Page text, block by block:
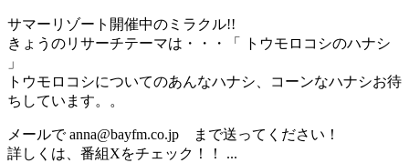
サマーリゾート開催中のミラクル!!
きょうのリサーチテーマは・・・「 トウモロコシのハナシ
」
トウモロコシについてのあんなハナシ、コーンなハナシお待
ちしています。。
メールで anna@bayfm.co.jp まで送ってください！
詳しくは、番組Xをチェック！！ ...